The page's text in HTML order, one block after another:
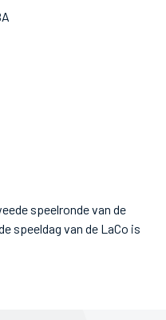
speelronde van de
speeldag van de LaCo is